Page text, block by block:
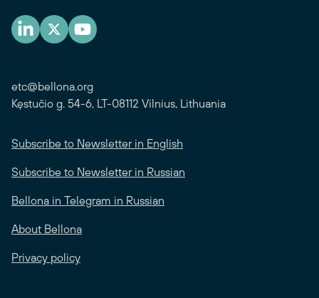
etc@bellona.org
Kęstučio g. 54-6, LT-08112 Vilnius, Lithuania
Subscribe to Newsletter in English
Subscribe to Newsletter in Russian
Bellona in Telegram in Russian
About Bellona
Privacy policy